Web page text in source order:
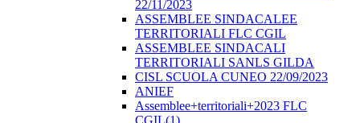
22/11/2023
ASSEMBLEE SINDACALEE
TERRITORIALI FLC CGIL
ASSEMBLEE SINDACALI
TERRITORIALI SANLS GILDA
CISL SCUOLA CUNEO 22/09/2023
ANIEF
Assemblee+territoriali+2023 FLC